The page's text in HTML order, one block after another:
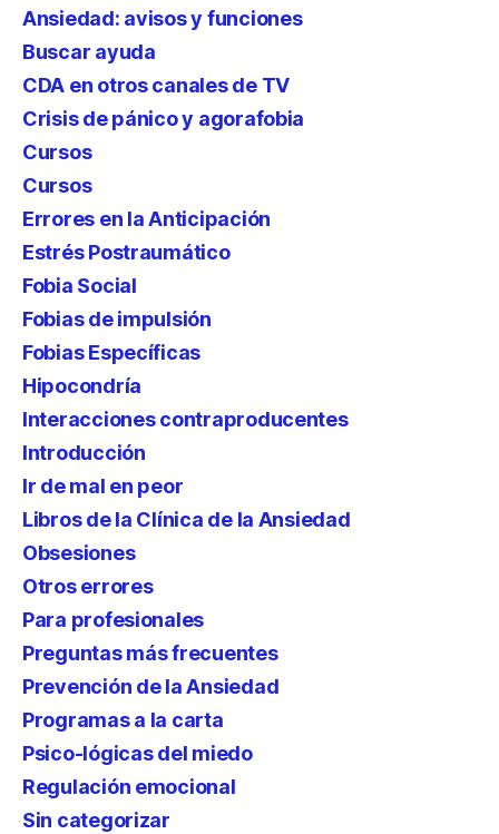
Ansiedad: avisos y funciones
Buscar ayuda
CDA en otros canales de TV
Crisis de pánico y agorafobia
Cursos
Cursos
Errores en la Anticipación
Estrés Postraumático
Fobia Social
Fobias de impulsión
Fobias Específicas
Hipocondría
Interacciones contraproducentes
Introducción
Ir de mal en peor
Libros de la Clínica de la Ansiedad
Obsesiones
Otros errores
Para profesionales
Preguntas más frecuentes
Prevención de la Ansiedad
Programas a la carta
Psico-lógicas del miedo
Regulación emocional
Sin categorizar